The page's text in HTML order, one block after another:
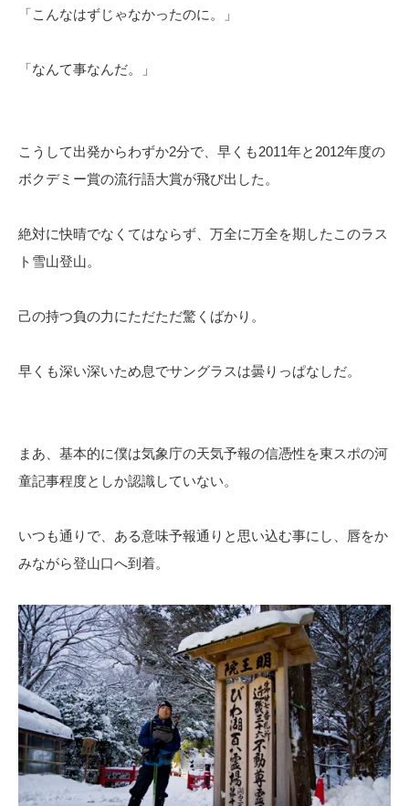
「こんなはずじゃなかったのに。」
「なんて事なんだ。」
こうして出発からわずか2分で、早くも2011年と2012年度の
ボクデミー賞の流行語大賞が飛び出した。
絶対に快晴でなくてはならず、万全に万全を期したこのラス
ト雪山登山。
己の持つ負の力にただただ驚くばかり。
早くも深い深いため息でサングラスは曇りっぱなしだ。
まあ、基本的に僕は気象庁の天気予報の信憑性を東スポの河
童記事程度としか認識していない。
いつも通りで、ある意味予報通りと思い込む事にし、唇をか
みながら登山口へ到着。